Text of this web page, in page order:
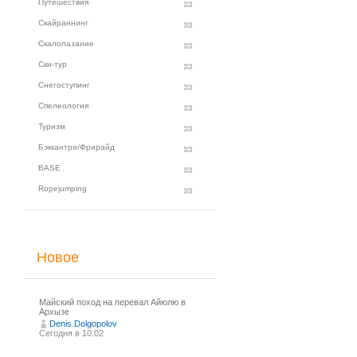
Путешествия
Скайраннинг
Скалолазание
Ски-тур
Снегоступинг
Спелеология
Туризм
Бэккантри/Фрирайд
BASE
Ropejumping
Новое
Майский поход на перевал Айюлю в
Архызе
Denis.Dolgopolov
Сегодня в 10:02